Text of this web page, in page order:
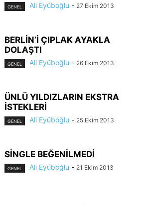
GENEL Ali Eyüboğlu - 27 Ekim 2013
BERLİN’İ ÇIPLAK AYAKLA
DOLAŞTI
GENEL Ali Eyüboğlu - 26 Ekim 2013
ÜNLÜ YILDIZLARIN EKSTRA
İSTEKLERİ
GENEL Ali Eyüboğlu - 25 Ekim 2013
SİNGLE BEĞENİLMEDİ
GENEL Ali Eyüboğlu - 21 Ekim 2013